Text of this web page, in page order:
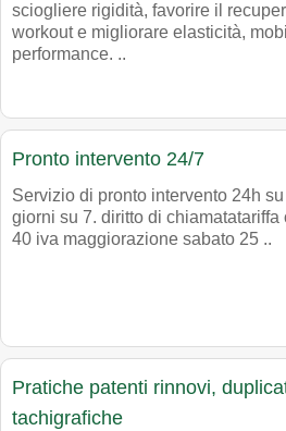
sciogliere rigidità, favorire il
workout e migliorare elasticità,
performance. ..
Pronto intervento 24/7
Servizio di pronto intervento 24h
giorni su 7. diritto di chiamatatariffa
40 iva maggiorazione sabato 25 ..
Pratiche patenti rinnovi,
tachigrafiche